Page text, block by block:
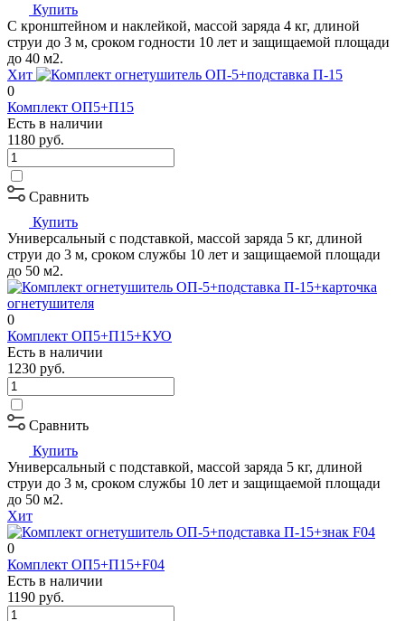
Купить
С кронштейном и наклейкой, массой заряда 4 кг, длиной
струи до 3 м, сроком годности 10 лет и защищаемой площади
до 40 м2.
Хит
0
Комплект ОП5+П15
Есть в наличии
1180 руб.
Сравнить
Купить
Универсальный с подставкой, массой заряда 5 кг, длиной
струи до 3 м, сроком службы 10 лет и защищаемой площади
до 50 м2.
0
Комплект ОП5+П15+КУО
Есть в наличии
1230 руб.
Сравнить
Купить
Универсальный с подставкой, массой заряда 5 кг, длиной
струи до 3 м, сроком службы 10 лет и защищаемой площади
до 50 м2.
Хит
0
Комплект ОП5+П15+F04
Есть в наличии
1190 руб.